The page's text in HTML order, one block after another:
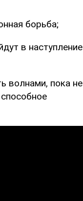
борьба;
в наступление
волнами, пока не